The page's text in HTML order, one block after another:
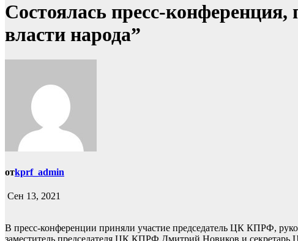
Состоялась пресс-
власти народа”
отkprf_admin
Сен 13, 2021
В пресс-конференции приняли участие председатель ЦК КПРФ,